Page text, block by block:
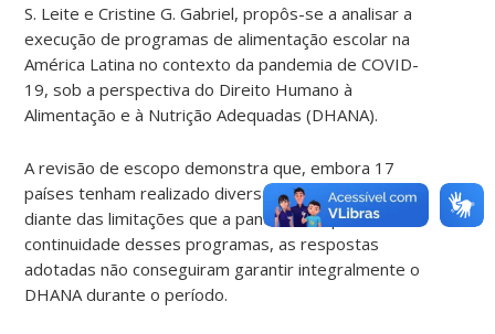
S. Leite e Cristine G. Gabriel, propôs-se a analisar a
execução de programas de alimentação escolar na
América Latina no contexto da pandemia de COVID-
19, sob a perspectiva do Direito Humano à
Alimentação e à Nutrição Adequadas (DHANA).
A revisão de escopo demonstra que, embora 17
países tenham realizado diversas adaptações
diante das limitações que a pandemia impôs à
continuidade desses programas, as respostas
adotadas não conseguiram garantir integralmente o
DHANA durante o período.